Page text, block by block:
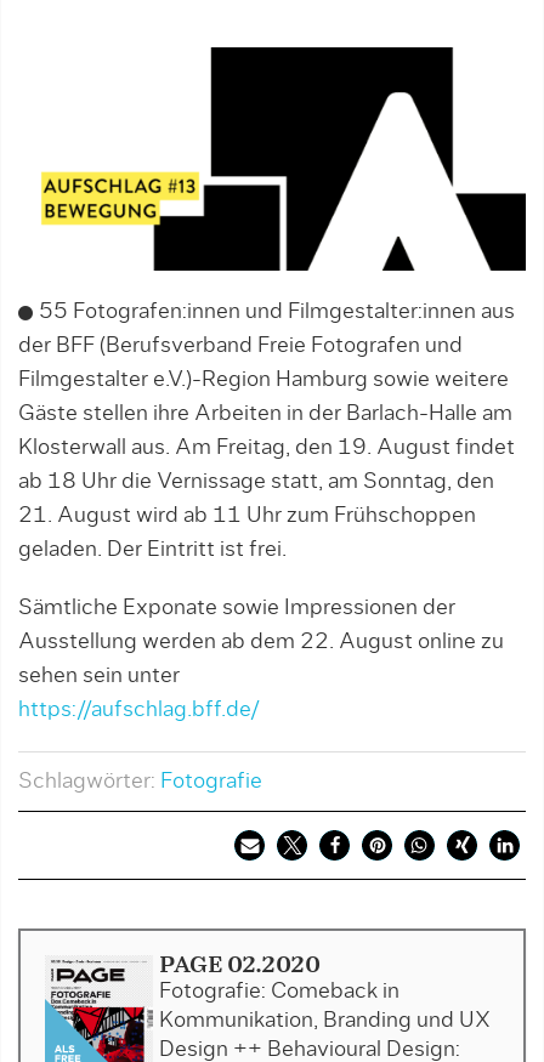
55 Fotografen:innen und Filmgestalter:innen aus
der BFF (Berufsverband Freie Fotografen und
Filmgestalter e.V.)-Region Hamburg sowie weitere
Gäste stellen ihre Arbeiten in der Barlach-Halle am
Klosterwall aus. Am Freitag, den 19. August findet
ab 18 Uhr die Vernissage statt, am Sonntag, den
21. August wird ab 11 Uhr zum Frühschoppen
geladen. Der Eintritt ist frei.
Sämtliche Exponate sowie Impressionen der
Ausstellung werden ab dem 22. August online zu
sehen sein unter
https://aufschlag.bff.de/
Schlagwörter: Fotografie
PAGE 02.2020
Fotografie: Comeback in
Kommunikation, Branding und UX
Design ++ Behavioural Design: